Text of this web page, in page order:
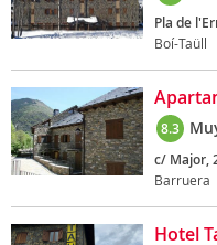
Pla de
Boí-Taüll
8.3
c/ Major,
Barruera
Hotel